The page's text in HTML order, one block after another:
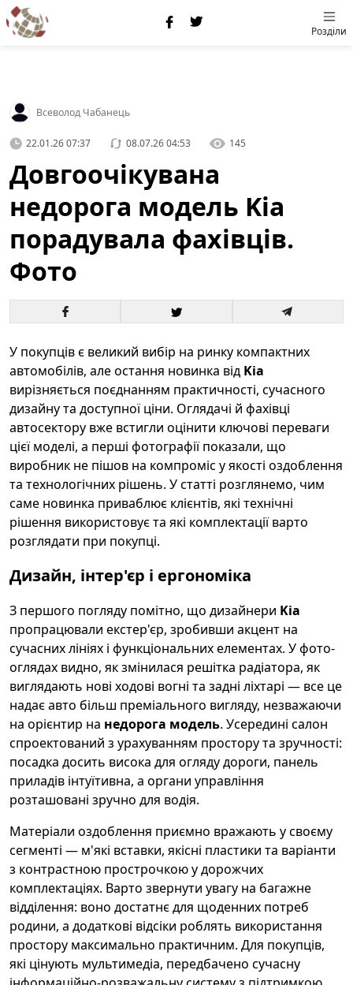
Розділи
Всеволод Чабанець
22.01.26 07:37 08.07.26 04:53 145
Довгоочікувана
недорога модель Kia
порадувала фахівців.
Фото
У покупців є великий вибір на ринку компактних
автомобілів, але остання новинка від Kia
вирізняється поєднанням практичності, сучасного
дизайну та доступної ціни. Оглядачі й фахівці
автосектору вже встигли оцінити ключові переваги
цієї моделі, а перші фотографії показали, що
виробник не пішов на компроміс у якості оздоблення
та технологічних рішень. У статті розглянемо, чим
саме новинка приваблює клієнтів, які технічні
рішення використовує та які комплектації варто
розглядати при покупці.
Дизайн, інтер'єр і ергономіка
З першого погляду помітно, що дизайнери Kia
пропрацювали екстер'єр, зробивши акцент на
сучасних лініях і функціональних елементах. У фото-
оглядах видно, як змінилася решітка радіатора, як
виглядають нові ходові вогні та задні ліхтарі — все це
надає авто більш преміального вигляду, незважаючи
на орієнтир на недорога модель. Усередині салон
спроектований з урахуванням простору та зручності:
посадка досить висока для огляду дороги, панель
приладів інтуїтивна, а органи управління
розташовані зручно для водія.
Матеріали оздоблення приємно вражають у своєму
сегменті — м'які вставки, якісні пластики та варіанти
з контрастною прострочкою у дорожчих
комплектаціях. Варто звернути увагу на багажне
відділення: воно достатнє для щоденних потреб
родини, а додаткові відсіки роблять використання
простору максимально практичним. Для покупців,
які цінують мультимедіа, передбачено сучасну